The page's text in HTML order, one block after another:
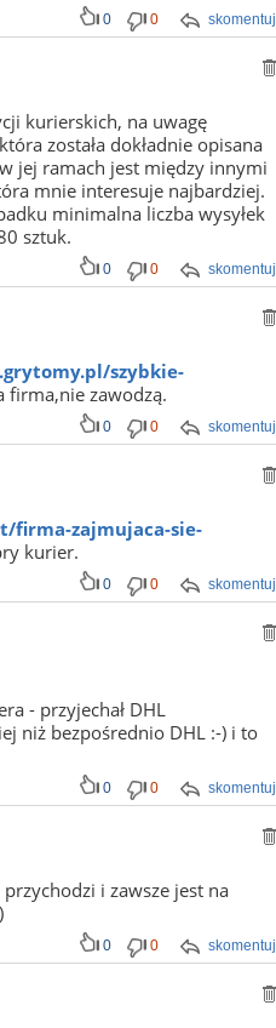
skomentuj
0 0
kurierskich, na uwagę
została dokładnie opisana
jej ramach jest między innymi
mnie interesuje najbardziej.
minimalna liczba wysyłek
sztuk.
skomentuj
0 0
szybkie-
firma,nie zawodzą.
skomentuj
0 0
firma-zajmujaca-sie-
kurier.
skomentuj
0 0
- przyjechał DHL
niż bezpośrednio DHL :-) i to
skomentuj
0 0
i zawsze jest na
skomentuj
0 0